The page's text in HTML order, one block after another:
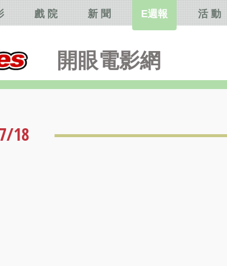
開眼電影網
戲 院 新 聞 E週報 活 動
18